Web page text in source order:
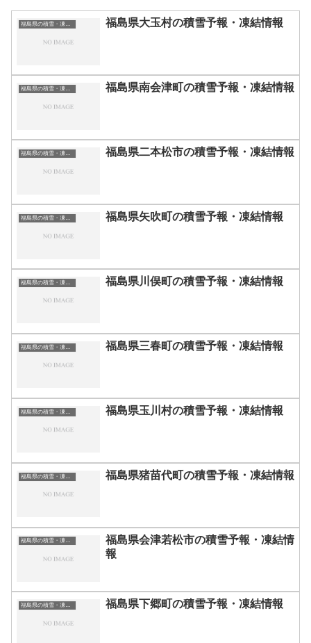
福島県の積雪・凍結情報 福島県大玉村の積雪予報・凍結情報
福島県の積雪・凍結情報 福島県南会津町の積雪予報・凍結情報
福島県の積雪・凍結情報 福島県二本松市の積雪予報・凍結情報
福島県の積雪・凍結情報 福島県矢吹町の積雪予報・凍結情報
福島県の積雪・凍結情報 福島県川俣町の積雪予報・凍結情報
福島県三春町の積雪予報・凍結情報
福島県玉川村の積雪予報・凍結情報
福島県猪苗代町の積雪予報・凍結情報
福島県の積雪・凍結情報
福島県会津若松市の積雪予報・凍結情
報
福島県の積雪・凍結情報 福島県下郷町の積雪予報・凍結情報